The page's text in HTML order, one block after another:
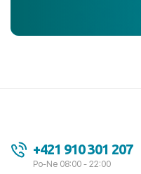
+421 910 301 207
Po-Ne 08:00 - 22:00